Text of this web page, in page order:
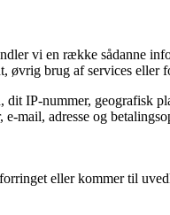
vi en række sådanne
øvrig brug af services eller
IP-nummer, geografisk
mail, adresse og
eller kommer til